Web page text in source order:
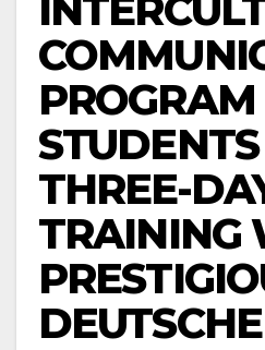
PROGRAM
THREE-
TRAINING